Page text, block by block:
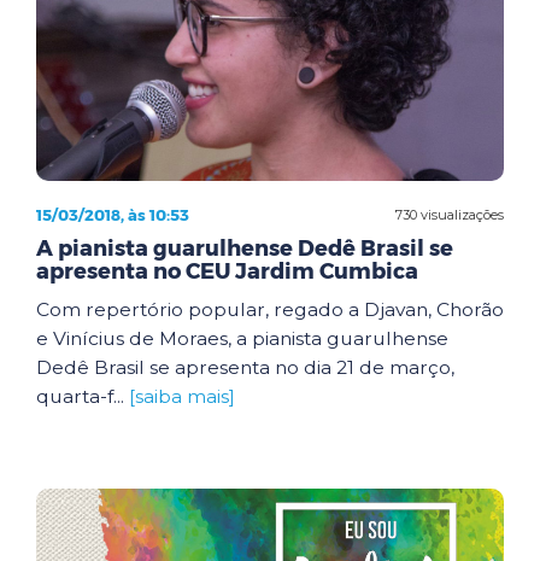
730 visualizações
15/03/2018, às 10:53
A pianista guarulhense Dedê Brasil se
apresenta no CEU Jardim Cumbica
Com repertório popular, regado a Djavan, Chorão
e Vinícius de Moraes, a pianista guarulhense
Dedê Brasil se apresenta no dia 21 de março,
quarta-f... [saiba mais]